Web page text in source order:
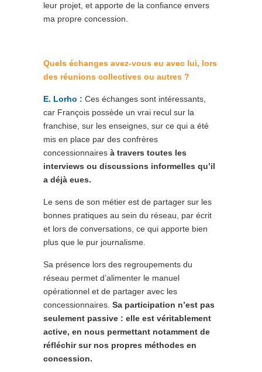
leur projet, et apporte de la confiance envers
ma propre concession.
Quels échanges avez-vous eu avec lui, lors
des réunions collectives ou autres ?
E. Lorho : Ces échanges sont intéressants,
car François possède un vrai recul sur la
franchise, sur les enseignes, sur ce qui a été
mis en place par des confrères
concessionnaires à travers toutes les
interviews ou discussions informelles qu’il
a déjà eues.
Le sens de son métier est de partager sur les
bonnes pratiques au sein du réseau, par écrit
et lors de conversations, ce qui apporte bien
plus que le pur journalisme.
Sa présence lors des regroupements du
réseau permet d’alimenter le manuel
opérationnel et de partager avec les
concessionnaires. Sa participation n’est pas
seulement passive : elle est véritablement
active, en nous permettant notamment de
réfléchir sur nos propres méthodes en
concession.